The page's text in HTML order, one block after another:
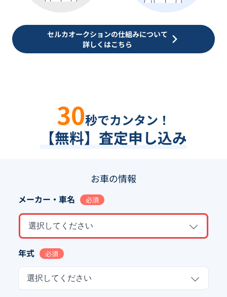
セルカオークションの仕組みについて
詳しくはこちら
30秒でカンタン！
【無料】査定申し込み
お車の情報
メーカー・車名 必須
選択してください
年式 必須
選択してください